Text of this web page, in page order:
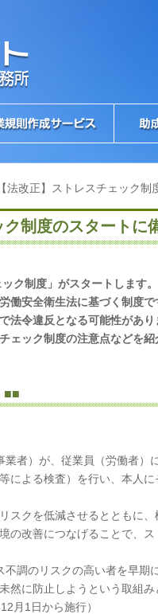
【法改正】ストレスチェック
ク制度のスタート
ク制度」がスタートします。
働安全衛生法に基づく制度
法令違反となる可能性があり
ェック制度の注意点などを
■■
者）が、従業員（労働者）
による検査）を行い、本人
スクを低減させるとともに
の改善につなげることで、
調のリスクの高い者を早期
然に防止しようという取組
月1日から施行）